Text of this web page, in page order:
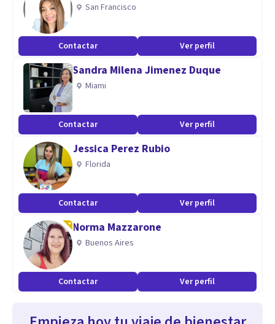
Especialidad
Dinamismo, servicio al cliente optimo, confidencialidad,
manejo y gestión de proyectos comunitarios, prevención de
factores de riesgo.
Aptitudes
Me especializo en escuchar activamente las problemáticas
o dificultades emocionales, de relaciones y de sentido de
mundo que el ser humano padece y resolverlas con la mayor
efectividad posible, garantizando mejoras en su calidad de
vida.
San Francisco
Contactar Ver perfil
Sandra Milena Jimenez Duque
Miami
Contactar Ver perfil
Jessica Perez Rubio
Florida
Contactar Ver perfil
Norma Mazzarone
Buenos Aires
Contactar Ver perfil